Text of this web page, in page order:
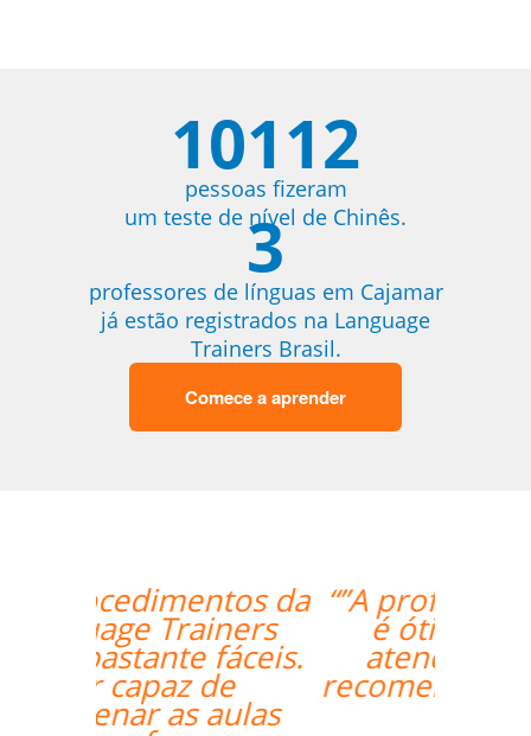
10112
pessoas fizeram
um teste de nível de Chinês.
3
professores de línguas em Cajamar
já estão registrados na Language
Trainers Brasil.
Comece a aprender
“”A professora Sandra
é ótima e super
atenciosa. Super
recomendo o trabalho
dela.””